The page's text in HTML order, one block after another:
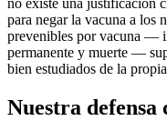
no existe una justificación
para negar la vacuna a los
prevenibles por vacuna —
permanente y muerte —
bien estudiados de la
Nuestra defensa